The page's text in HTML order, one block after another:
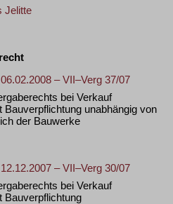
Jelitte
– VII–Verg 37/07
bei Verkauf
unabhängig von
der Bauwerke
– VII–Verg 30/07
bei Verkauf
Bauverpflichtung